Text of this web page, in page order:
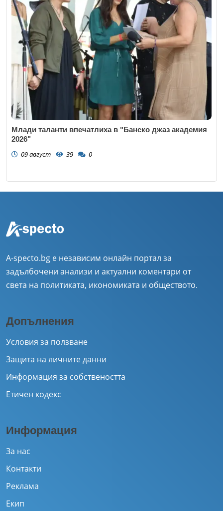
Млади таланти впечатлиха в "Банско джаз академия
2026"
09 август 39 0
A-specto.bg е независим онлайн портал за
задълбочени анализи и актуални коментари от
света на политиката, икономиката и обществото.
Допълнения
Условия за ползване
Защита на личните данни
Информация за собствеността
Етичен кодекс
Информация
За нас
Контакти
Реклама
Екип